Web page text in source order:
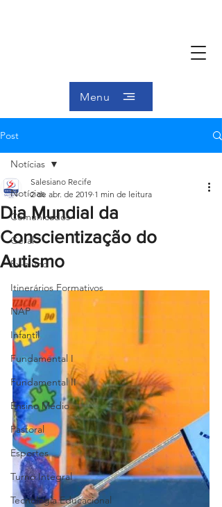
Menu
Post
Notícias
Comunicados
Geral
Ex-aluno
Itinerários Formativos
NAP
Infantil
Fundamental I
Fundamental II
Ensino Médio
Pastoral
Esportes
Turno Integral
Tecnologia Educacional
Notícias
Dia Mundial da
Conscientização do
Autismo
Salesiano Recife
2 de abr. de 2019 1 min de leitura